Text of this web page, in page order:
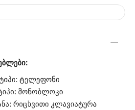
ტელეფონი
მონობლოკი
რიცხვითი კლავიატურა